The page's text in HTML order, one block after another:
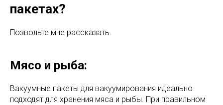
пакетах?
Позвольте мне рассказать.
Мясо и рыба:
Вакуумные пакеты для вакуумирования идеально
подходят для хранения мяса и рыбы. При правильном